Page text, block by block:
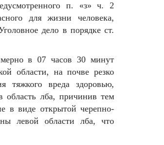
п. «з» ч. 2
для жизни человека,
дело в порядке ст.
в 07 часов 30 минут
области, на почве резко
тяжкого вреда здоровью,
область лба, причинив тем
в виде открытой черепно-
левой области лба, что